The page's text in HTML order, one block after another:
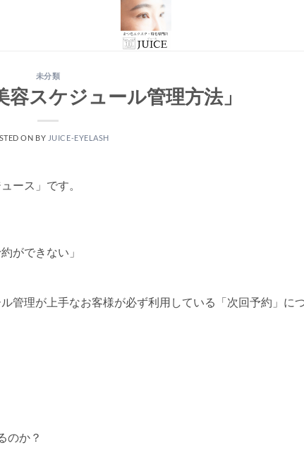
未分類
容スケジュール管理方法」
ON BY JUICE-EYELASH
ース」です。
ができない」
管理が上手なお客様が必ず利用している「次回予約」に
のか？